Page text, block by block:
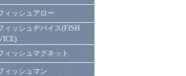
ィッシュアロー
ィッシュデバイス(FISH
ィッシュマグネット
ィッシュマン